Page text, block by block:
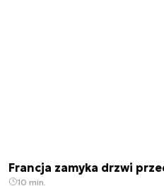
Francja zamyka drzwi
10 min.